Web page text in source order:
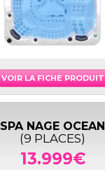
VOIR LA FICHE PRODUIT
SPA NAGE OCEAN
(9 PLACES)
13.999€